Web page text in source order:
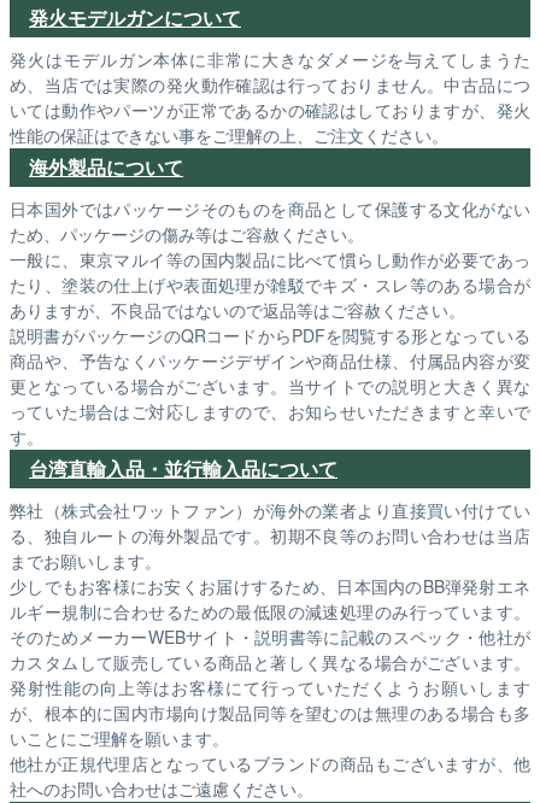
発火モデルガンについて
発火はモデルガン本体に非常に大きなダメージを与えてしまうた
め、当店では実際の発火動作確認は行っておりません。中古品につ
いては動作やパーツが正常であるかの確認はしておりますが、発火
性能の保証はできない事をご理解の上、ご注文ください。
海外製品について
日本国外ではパッケージそのものを商品として保護する文化がない
ため、パッケージの傷み等はご容赦ください。
一般に、東京マルイ等の国内製品に比べて慣らし動作が必要であっ
たり、塗装の仕上げや表面処理が雑駁でキズ・スレ等のある場合が
ありますが、不良品ではないので返品等はご容赦ください。
説明書がパッケージのQRコードからPDFを閲覧する形となっている
商品や、予告なくパッケージデザインや商品仕様、付属品内容が変
更となっている場合がございます。当サイトでの説明と大きく異な
っていた場合はご対応しますので、お知らせいただきますと幸いで
す。
台湾直輸入品・並行輸入品について
弊社（株式会社ワットファン）が海外の業者より直接買い付けてい
る、独自ルートの海外製品です。初期不良等のお問い合わせは当店
までお願いします。
少しでもお客様にお安くお届けするため、日本国内のBB弾発射エネ
ルギー規制に合わせるための最低限の減速処理のみ行っています。
そのためメーカーWEBサイト・説明書等に記載のスペック・他社が
カスタムして販売している商品と著しく異なる場合がございます。
発射性能の向上等はお客様にて行っていただくようお願いします
が、根本的に国内市場向け製品同等を望むのは無理のある場合も多
いことにご理解を願います。
他社が正規代理店となっているブランドの商品もございますが、他
社へのお問い合わせはご遠慮ください。